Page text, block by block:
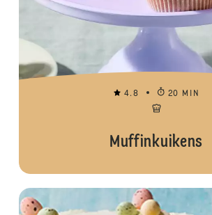
4.8 20 MIN
Muffinkuikens